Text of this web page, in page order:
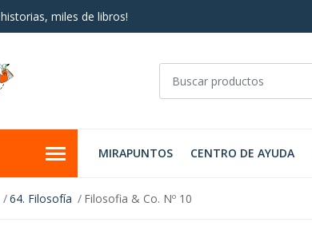
miles de libros!
MIRAPUNTOS CENTRO DE AYUDA
64. Filosofía Filosofia & Co. Nº 10